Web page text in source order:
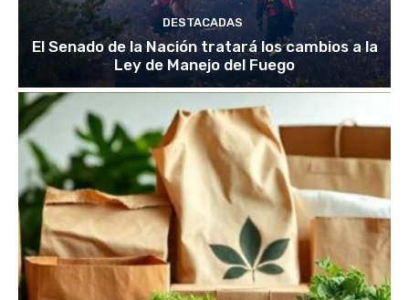
DESTACADAS
El Senado de la Nación tratará los cambios a la
Ley de Manejo del Fuego